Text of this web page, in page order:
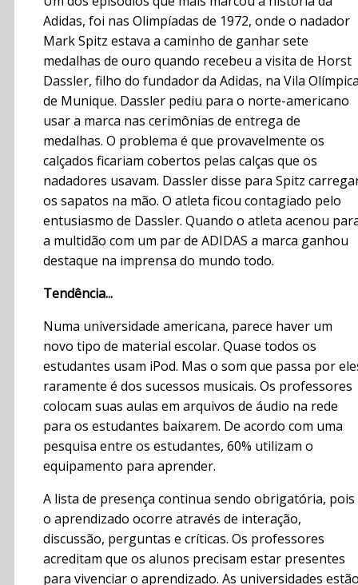
Adidas, foi nas Olimpíadas de 1972, onde o nadador
Mark Spitz estava a caminho de ganhar sete
medalhas de ouro quando recebeu a visita de Horst
Dassler, filho do fundador da Adidas, na Vila
de Munique. Dassler pediu para o norte-americano
usar a marca nas cerimônias de entrega de
medalhas. O problema é que provavelmente os
calçados ficariam cobertos pelas calças que os
nadadores usavam. Dassler disse para Spitz
os sapatos na mão. O atleta ficou contagiado pelo
entusiasmo de Dassler. Quando o atleta acenou
a multidão com um par de ADIDAS a marca ganhou
destaque na imprensa do mundo todo.
Tendência...
Numa universidade americana, parece haver um
novo tipo de material escolar. Quase todos os
estudantes usam iPod. Mas o som que passa por
raramente é dos sucessos musicais. Os professores
colocam suas aulas em arquivos de áudio na rede
para os estudantes baixarem. De acordo com uma
pesquisa entre os estudantes, 60% utilizam o
equipamento para aprender.
A lista de presença continua sendo obrigatória, pois
o aprendizado ocorre através de interação,
discussão, perguntas e críticas. Os professores
acreditam que os alunos precisam estar presentes
para vivenciar o aprendizado. As universidades